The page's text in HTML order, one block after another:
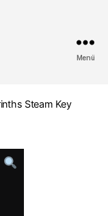
Menü
Steam Key